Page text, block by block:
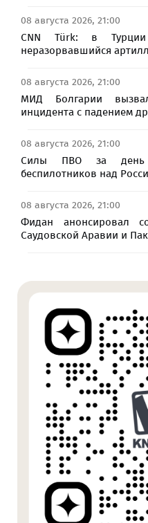
08 августа 2026, 21:00
CNN Türk: в
неразорвавшийся
08 августа 2026, 21:00
МИД Болгарии
инцидента с падением
08 августа 2026, 21:00
Силы ПВО за день
беспилотников над
08 августа 2026, 21:00
Фидан анонсировал
Саудовской Аравии и